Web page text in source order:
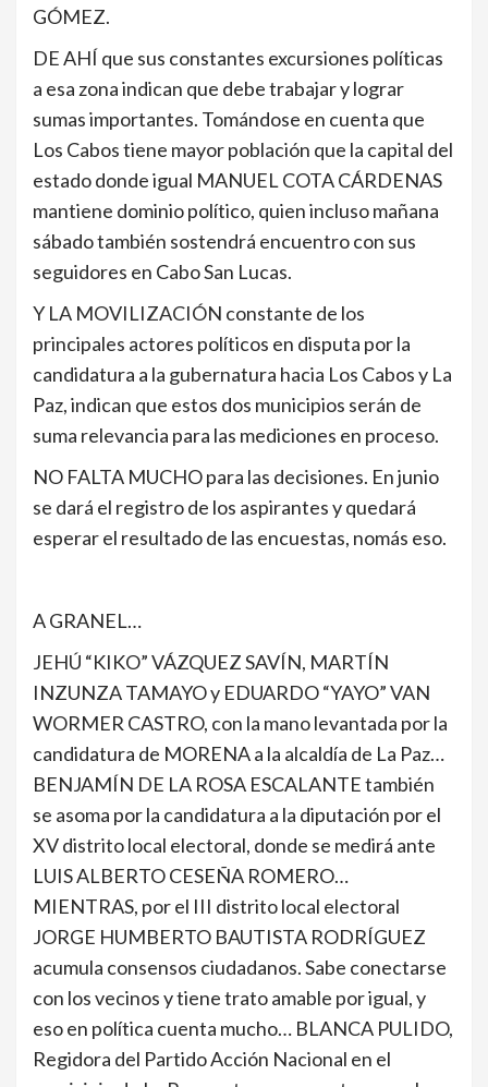
GÓMEZ.
DE AHÍ que sus constantes excursiones políticas
a esa zona indican que debe trabajar y lograr
sumas importantes. Tomándose en cuenta que
Los Cabos tiene mayor población que la capital del
estado donde igual MANUEL COTA CÁRDENAS
mantiene dominio político, quien incluso mañana
sábado también sostendrá encuentro con sus
seguidores en Cabo San Lucas.
Y LA MOVILIZACIÓN constante de los
principales actores políticos en disputa por la
candidatura a la gubernatura hacia Los Cabos y La
Paz, indican que estos dos municipios serán de
suma relevancia para las mediciones en proceso.
NO FALTA MUCHO para las decisiones. En junio
se dará el registro de los aspirantes y quedará
esperar el resultado de las encuestas, nomás eso.
A GRANEL…
JEHÚ “KIKO” VÁZQUEZ SAVÍN, MARTÍN
INZUNZA TAMAYO y EDUARDO “YAYO” VAN
WORMER CASTRO, con la mano levantada por la
candidatura de MORENA a la alcaldía de La Paz…
BENJAMÍN DE LA ROSA ESCALANTE también
se asoma por la candidatura a la diputación por el
XV distrito local electoral, donde se medirá ante
LUIS ALBERTO CESEÑA ROMERO…
MIENTRAS, por el III distrito local electoral
JORGE HUMBERTO BAUTISTA RODRÍGUEZ
acumula consensos ciudadanos. Sabe conectarse
con los vecinos y tiene trato amable por igual, y
eso en política cuenta mucho… BLANCA PULIDO,
Regidora del Partido Acción Nacional en el